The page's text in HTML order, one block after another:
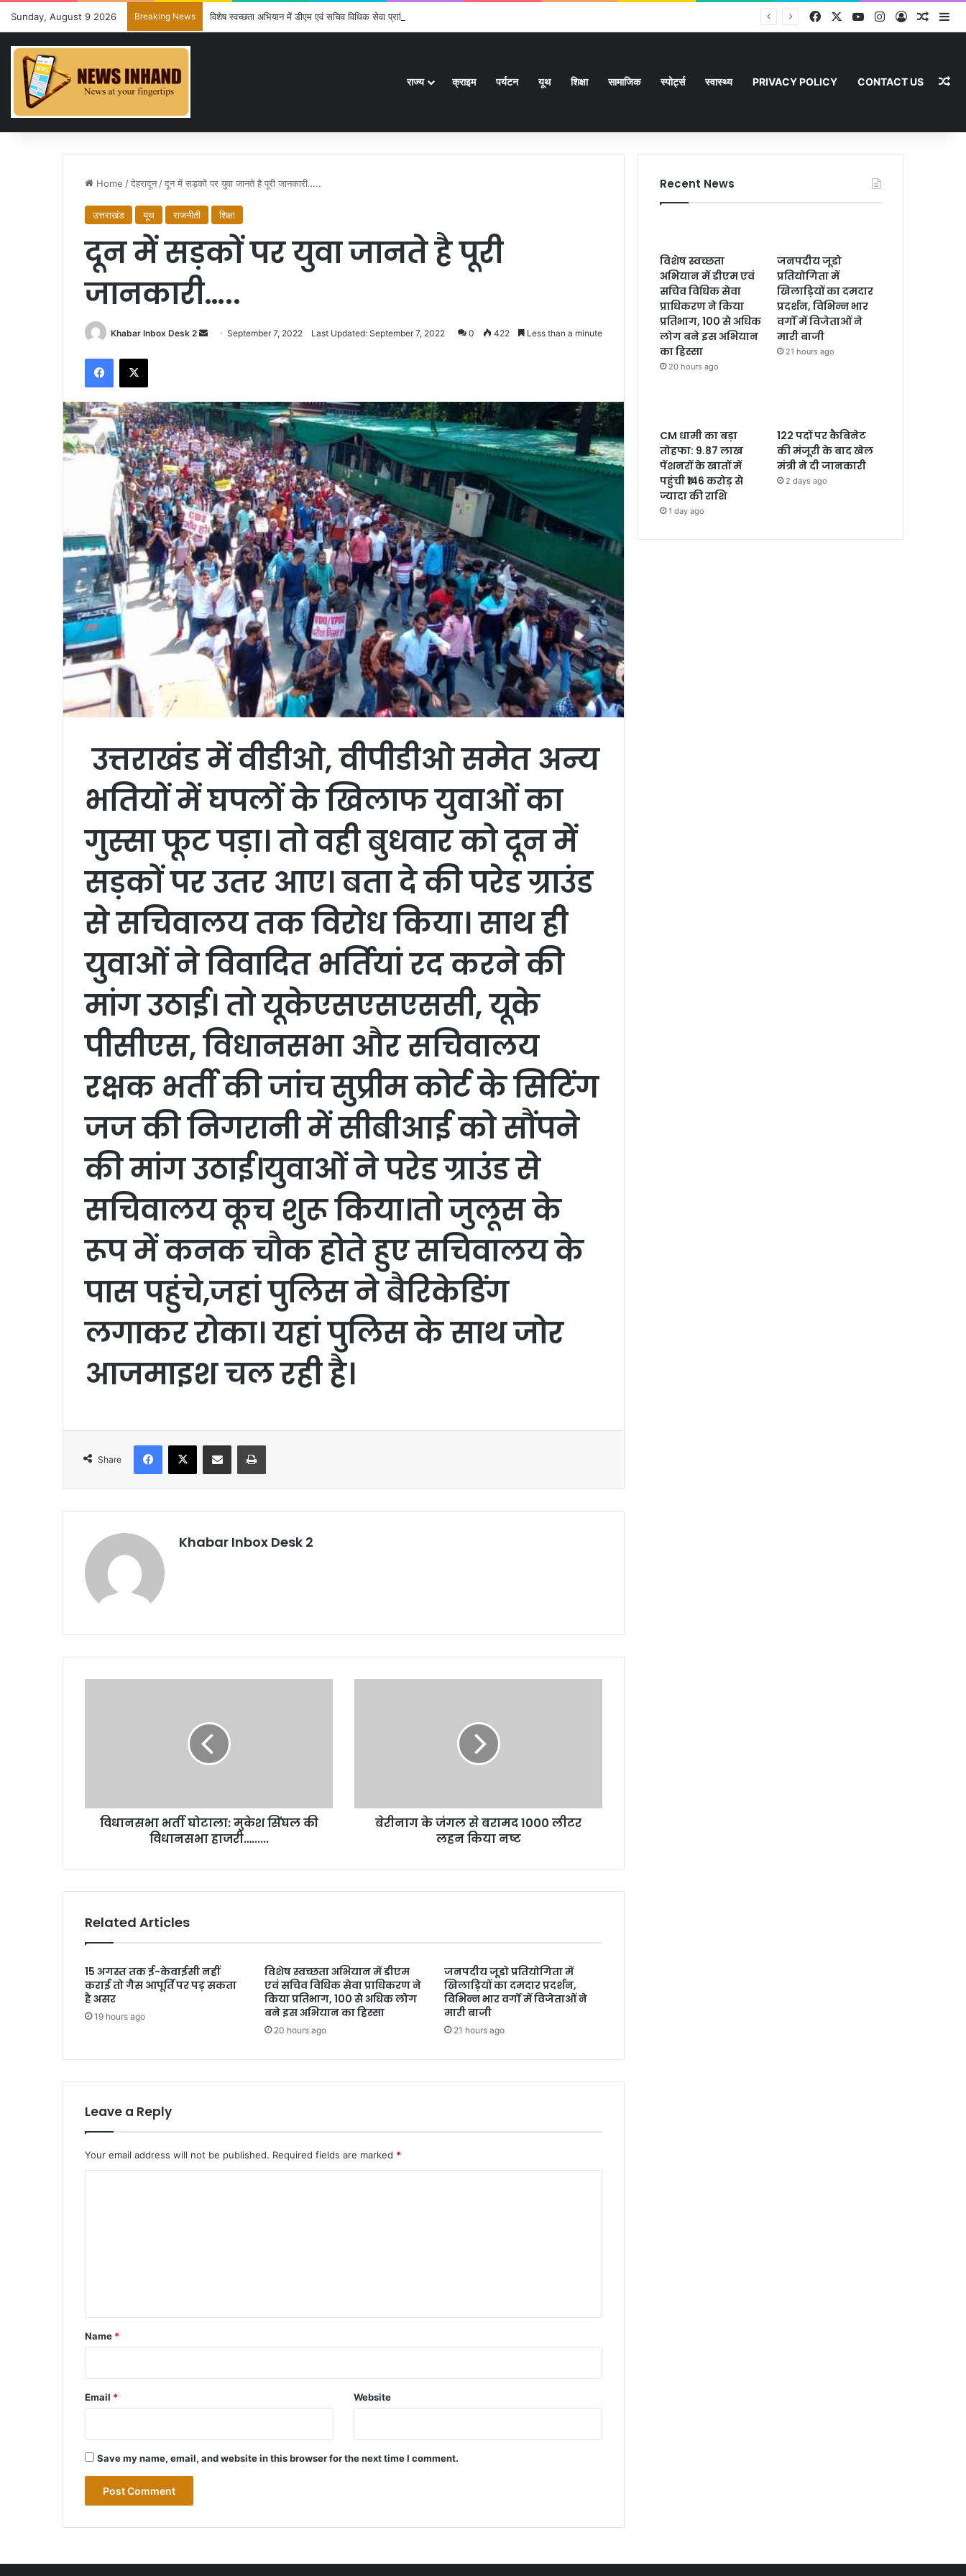
Sunday, August 9 2026 Breaking News विशेष स्वच्छता अभियान में डीएम एवं सचिव विधिक सेवा प्राधिकरण ने किया प्रतिभाग, 100 से अधिक लोग बने इस अभियान का हिस्सा FacebookYouTubeInstagram
Log In
राज्य क्राइम पर्यटन यूथ शिक्षा सामाजिक स्पोर्ट्स स्वास्थ्य PRIVACY POLICY CONTACT US
Home /देहरादून /दून में सड़कों पर युवा जानते है पूरी जानकारी…..
उत्तराखंड यूथ राजनीती शिक्षा
दून में सड़कों पर युवा जानते है पूरी
जानकारी…..
Khabar Inbox Desk 2
SendSeptember 7, 2022 Last Updated: September 7, 2022 0 422 Less than a minute
Facebook
X
उत्तराखंड में वीडीओ, वीपीडीओ समेत अन्य
भतियों में घपलों के खिलाफ युवाओं का
गुस्सा फूट पड़ा। तो वही बुधवार को दून में
सड़कों पर उतर आए। बता दे की परेड ग्राउंड
से सचिवालय तक विरोध किया। साथ ही
युवाओं ने विवादित भर्तियां रद करने की
मांग उठाई। तो यूकेएसएसएससी, यूके
पीसीएस, विधानसभा और सचिवालय
रक्षक भर्ती की जांच सुप्रीम कोर्ट के सिटिंग
जज की निगरानी में सीबीआई को सौंपने
की मांग उठाई।युवाओं ने परेड ग्राउंड से
सचिवालय कूच शुरू किया।तो जुलूस के
रूप में कनक चौक होते हुए सचिवालय के
पास पहुंचे,जहां पुलिस ने बैरिकेडिंग
लगाकर रोका। यहां पुलिस के साथ जोर
आजमाइश चल रही है।
Share
Facebook
X Share via Email Print
Khabar Inbox Desk 2
विधानसभा भर्ती घोटाला: मुकेश सिंघल की
विधानसभा हाजरी…......
किया
बेरीनाग के जंगल से बरामद 1000 लीटर
लहन किया नष्ट
Related Articles
15 अगस्त तक ई-केवाईसी नहीं
कराई तो गैस आपूर्ति पर पड़ सकता
है असर
19 hours ago
विशेष स्वच्छता अभियान में डीएम
एवं सचिव विधिक सेवा प्राधिकरण ने
किया प्रतिभाग, 100 से अधिक लोग
बने इस अभियान का हिस्सा
20 hours ago
जनपदीय जूडो प्रतियोगिता में
खिलाड़ियों का दमदार प्रदर्शन,
विभिन्न भार वर्गों में विजेताओं ने
मारी बाजी
21 hours ago
Leave a Reply
Your email address will not be published. Required fields are marked *
*
Name *
Email * Website
Save my name, email, and website in this browser for the next time I comment.
Recent News
विशेष स्वच्छता
अभियान में डीएम एवं
सचिव विधिक सेवा
प्राधिकरण ने किया
प्रतिभाग, 100 से अधिक
लोग बने इस अभियान
का हिस्सा
20 hours ago
जनपदीय जूडो
प्रतियोगिता में
खिलाड़ियों का दमदार
प्रदर्शन, विभिन्न भार
वर्गों में विजेताओं ने
मारी बाजी
21 hours ago
CM धामी का बड़ा
तोहफा: 9.87 लाख
पेंशनरों के खातों में
पहुंची ₹146 करोड़ से
ज्यादा की राशि
1 day ago
122 पदों पर कैबिनेट
की मंजूरी के बाद खेल
मंत्री ने दी जानकारी
2 days ago